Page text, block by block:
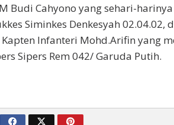
Budi Cahyono yang sehari-
Siminkes Denkesyah 02.04.02,
Infanteri Mohd.Arifin yang
Sipers Rem 042/ Garuda Putih.